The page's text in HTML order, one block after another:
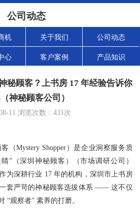
公司动态
机 关于我们 公司动态
心 客户案例 产品知识
秘顾客？上书房 17 年经验告诉你
神秘顾客公司）
11 浏览次数： 431次
（Mystery Shopper）是企业洞察服务质
”（深圳神秘顾客）（市场调研公司）
为深耕行业 17 年的机构，深圳市上书房
套严苛的神秘顾客选拔体系 —— 这不仅
“观察者” 素养的打磨。